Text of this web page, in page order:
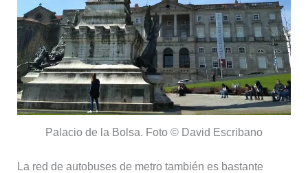
Palacio de la Bolsa. Foto © David Escribano
La red de autobuses de metro también es bastante